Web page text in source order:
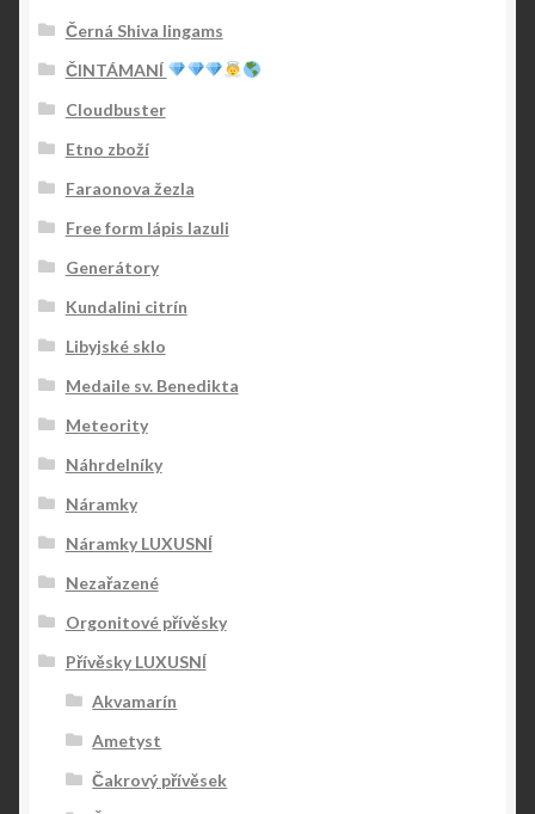
Černá Shiva lingams
ČINTÁMANÍ
Cloudbuster
Etno zboží
Faraonova žezla
Free form lápis lazuli
Generátory
Kundalini citrín
Libyjské sklo
Medaile sv. Benedikta
Meteority
Náhrdelníky
Náramky
Náramky LUXUSNÍ
Nezařazené
Orgonitové přívěsky
Přívěsky LUXUSNÍ
Akvamarín
Ametyst
Čakrový přívěsek